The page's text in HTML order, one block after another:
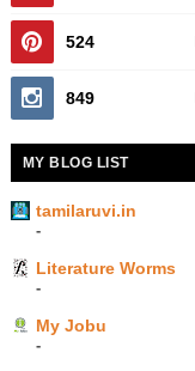
524
849
MY BLOG LIST
tamilaruvi.in
-
Literature Worms
-
My Jobu
-